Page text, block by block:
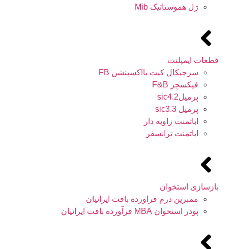
ژل هموستاتیک Mib
قطعات ایمپلنت
سرجیکال کیت بااکسپنشن FB
فیکسچر F&B
پرمیلsic4.2
پرمیل sic3.3
اباتمنت زاویه دار
اباتمنت ترانسفر
بازسازی استخوان
ممبرین درم فراورده بافت ایرانیان
پودر استخوان MBA فرآورده بافت ایرانیان